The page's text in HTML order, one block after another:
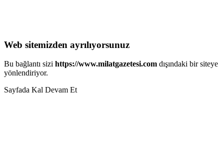
Web sitemizden ayrılıyorsunuz
Bu bağlantı sizi https://www.milatgazetesi.com dışındaki bir siteye
yönlendiriyor.
Sayfada Kal Devam Et